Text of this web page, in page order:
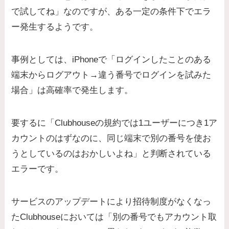
で試してね」なのですが、ある一定の条件下でエラ
ー発生するようです。
事例としては、iPhoneで 「ログインしたことのある
端末からログアウト→違う番号でログインを試みた
場合」は高確率で発生 します。
要するに「Clubhouseの規約では1ユーザーにつき1ア
カウントのはずなのに、同じ端末で別の番号を使お
うとしているのはおかしいよね」と判断されている
エラーです。
サービスのアップデートにより招待制度がなくなっ
たClubhouseにおいては「別の番号でもアカウント取